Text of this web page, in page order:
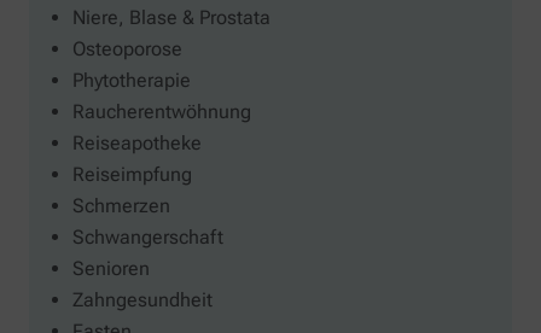
Niere, Blase & Prostata
Osteoporose
Phytotherapie
Raucherentwöhnung
Reiseapotheke
Reiseimpfung
Schmerzen
Schwangerschaft
Senioren
Zahngesundheit